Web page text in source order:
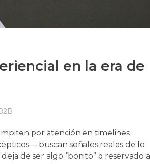
en la era de
por atención en timelines
buscan señales reales de lo
de ser algo “bonito” o reservado al